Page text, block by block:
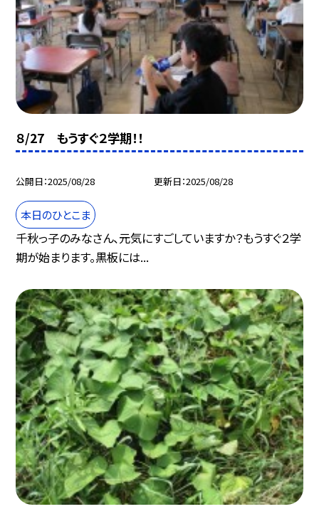
８/27 もうすぐ２学期！！
公開日 2025/08/28 更新日 2025/08/28
本日のひとこま
千秋っ子のみなさん、元気にすごしていますか？もうすぐ２学
期が始まります。黒板には...